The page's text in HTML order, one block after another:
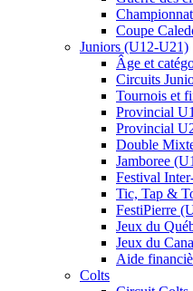
Coupe
Juniors (U12-U21)
Âge et
Circuits
Tournois et
Provincial
Provincial
Double
Jamboree
Festival
Tic, Tap &
FestiPierre
Jeux du
Jeux du
Aide
Colts